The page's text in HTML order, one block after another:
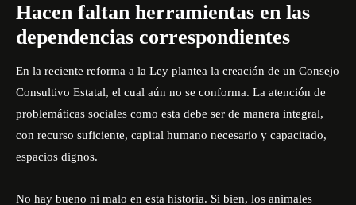
Hacen faltan herramientas en las
dependencias correspondientes
En la reciente reforma a la Ley plantea la creación de un Consejo
Consultivo Estatal, el cual aún no se conforma. La atención de
problemáticas sociales como esta debe ser de manera integral,
con recurso suficiente, capital humano necesario y capacitado,
espacios dignos.
No hay bueno ni malo en esta historia. Si bien, los animales